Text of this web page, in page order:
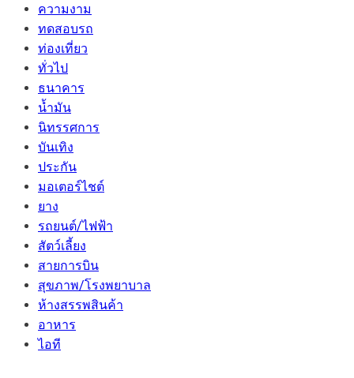
ความงาม
ทดสอบรถ
ท่องเที่ยว
ทั่วไป
ธนาคาร
น้ำมัน
นิทรรศการ
บันเทิง
ประกัน
มอเตอร์ไชต์
ยาง
รถยนต์/ไฟฟ้า
สัตว์เลี้ยง
สายการบิน
สุขภาพ/โรงพยาบาล
ห้างสรรพสินค้า
อาหาร
ไอที